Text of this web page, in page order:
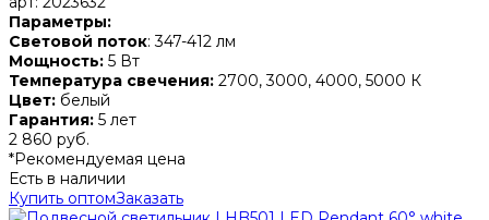
Параметры:
Световой поток: 347-412 лм
Мощность: 5 Вт
Температура свечения: 2700, 3000, 4000, 5000 К
Цвет: белый
Гарантия: 5 лет
2 860 руб.
*Рекомендуемая цена
Есть в наличии
Купить оптомЗаказать